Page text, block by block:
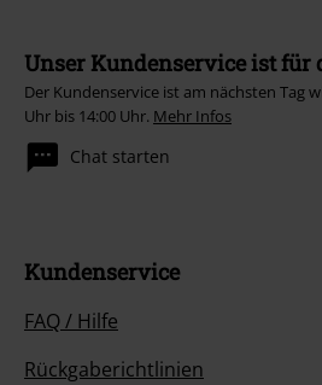
Unser Kundenservice ist für
Der Kundenservice ist am nächsten Tag
Uhr bis 14:00 Uhr. Mehr Infos
Chat starten
Kundenservice
FAQ / Hilfe
Rückgaberichtlinien